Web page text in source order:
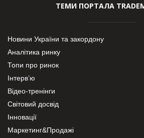
ТЕМИ ПОРТАЛА
Новини України та закордону
Аналітика ринку
Топи про ринок
Інтерв’ю
Відео-тренінги
Світовий досвід
Інновації
Маркетинг&Продажі